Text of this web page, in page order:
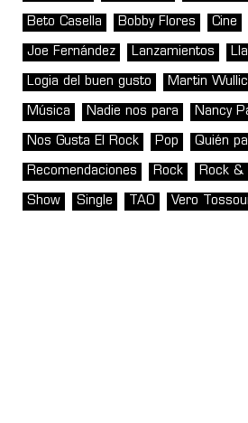
Beto Casella Bobby Flores Cine
Joe Fernández Lanzamientos
Logia del buen gusto Martin
Música Nadie nos para Nancy
Nos Gusta El Rock Pop Quién
Recomendaciones Rock Rock &
Show Single TAO Vero